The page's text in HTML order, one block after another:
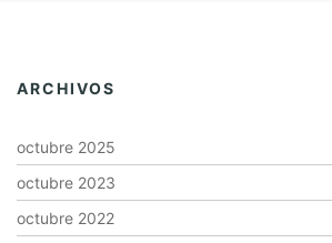
ARCHIVOS
octubre 2025
octubre 2023
octubre 2022